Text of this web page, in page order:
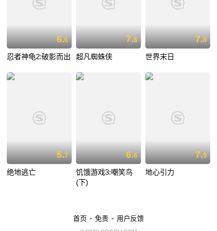
6.6
忍者神龟2:破影而出
7.8
超凡蜘蛛侠
7.8
世界末日
5.7
绝地逃亡
6.6
饥饿游戏3:嘲笑鸟
(下)
7.9
地心引力
首页 - 免责 - 用户反馈